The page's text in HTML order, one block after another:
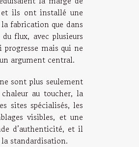
et ils ont installé une
fabrication que dans
flux, avec plusieurs
mais qui ne
argument central.
sont plus seulement
au toucher, la
sites spécialisés, les
visibles, et une
d’authenticité, et il
standardisation.